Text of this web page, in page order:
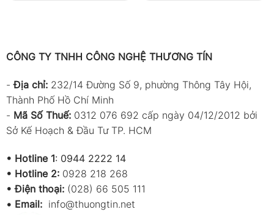
CÔNG TY TNHH CÔNG NGHỆ THƯƠNG TÍN
-Địa chỉ: 232/14 Đường Số 9, phường Thông Tây Hội,
Thành Phố Hồ Chí Minh
- Mã Số Thuế: 0312 076 692 cấp ngày 04/12/2012 bởi
Sở Kế Hoạch & Đầu Tư TP. HCM
• Hotline 1: 0944 2222 14
• Hotline 2: 0928 218 268
• Điện thoại: (028) 66 505 111
• Email: info@thuongtin.net